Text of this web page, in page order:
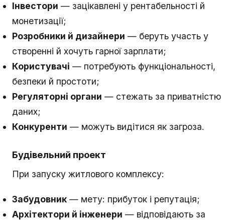
Інвестори — зацікавлені у рентабельності й
монетизації;
Розробники й дизайнери — беруть участь у
створенні й хочуть гарної зарплати;
Користувачі — потребують функціональності,
безпеки й простоти;
Регуляторні органи — стежать за приватністю
даних;
Конкуренти — можуть видітися як загроза.
Будівельний проект
При запуску житлового комплексу:
Забудовник — мету: прибуток і репутація;
Архітектори й інженери — відповідають за